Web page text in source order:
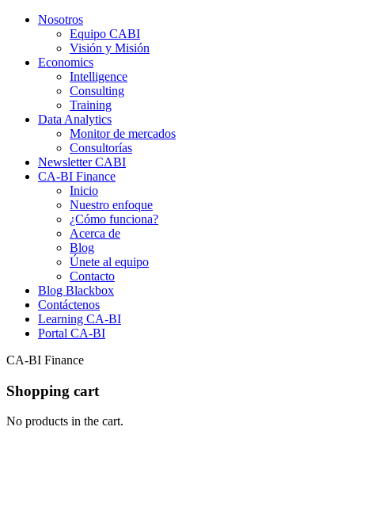
Nosotros
Equipo CABI
Visión y Misión
Economics
Intelligence
Consulting
Training
Data Analytics
Monitor de mercados
Consultorías
Newsletter CABI
CA-BI Finance
Inicio
Nuestro enfoque
¿Cómo funciona?
Acerca de
Blog
Únete al equipo
Contacto
Blog Blackbox
Contáctenos
Learning CA-BI
Portal CA-BI
CA-BI Finance
Shopping cart
No products in the cart.